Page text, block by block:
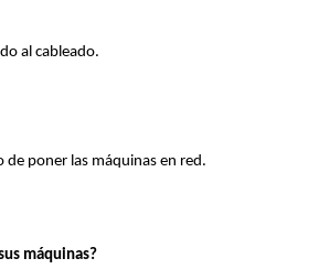
al cableado.
de poner las máquinas en red.
máquinas?